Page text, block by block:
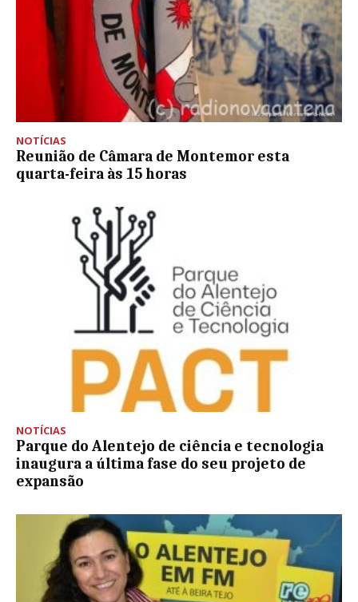
NOTÍCIAS
Reunião de Câmara de Montemor esta
quarta-feira às 15 horas
NOTÍCIAS
Parque do Alentejo de ciência e tecnologia
inaugura a última fase do seu projeto de
expansão